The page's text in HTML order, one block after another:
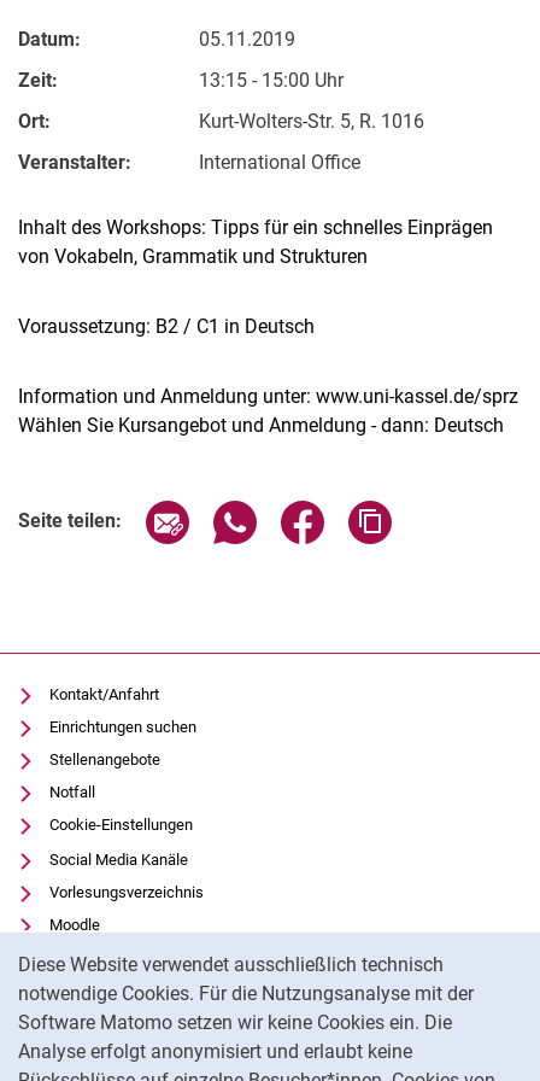
Diese Website verwendet ausschließlich technisch
notwendige Cookies. Für die Nutzungsanalyse mit der
Software Matomo setzen wir keine Cookies ein. Die
Analyse erfolgt anonymisiert und erlaubt keine
Datum:
05.11.2019
Zeit:
13:15 - 15:00 Uhr
Ort:
Kurt-Wolters-Str. 5, R. 1016
Veranstalter:
International Office
Inhalt des Workshops: Tipps für ein schnelles Einprägen
von Vokabeln, Grammatik und Strukturen
Voraussetzung: B2 / C1 in Deutsch
Information und Anmeldung unter: www.uni-kassel.de/sprz
Wählen Sie Kursangebot und Anmeldung - dann: Deutsch
Seite teilen: Seite über E-Mail teilen
Seite über WhatsApp teilen
Seite über Facebook
Kontakt/Anfahrt
Einrichtungen suchen
Stellenangebote
Notfall
Cookie-Einstellungen
Social Media Kanäle
Vorlesungsverzeichnis
Moodle
Panopto
Universitätsbibliothek
Datenschutz
Barrierefreiheit